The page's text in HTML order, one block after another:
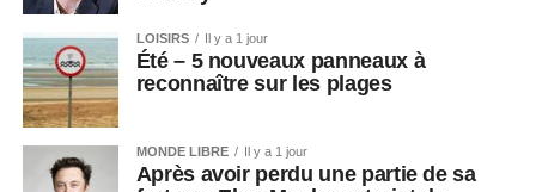
LOISIRS Il y a 1 jour
Été – 5 nouveaux panneaux à
reconnaître sur les plages
MONDE LIBRE Il y a 1 jour
Après avoir perdu une partie de sa